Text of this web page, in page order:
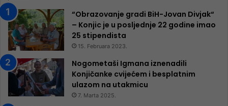
“Obrazovanje gradi BiH-Jovan Divjak“
– Konjic je u posljednje 22 godine imao
25 ​​stipendista
15. Februara 2023.
Nogometaši Igmana iznenadili
Konjičanke cvijećem i besplatnim
ulazom na utakmicu
7. Marta 2025.